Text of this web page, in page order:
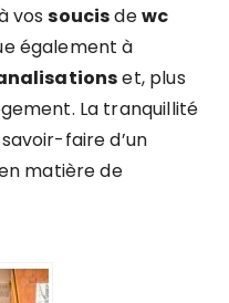
vossoucisdewc
également à
et, plus
La tranquillité
faire d’un
matière de